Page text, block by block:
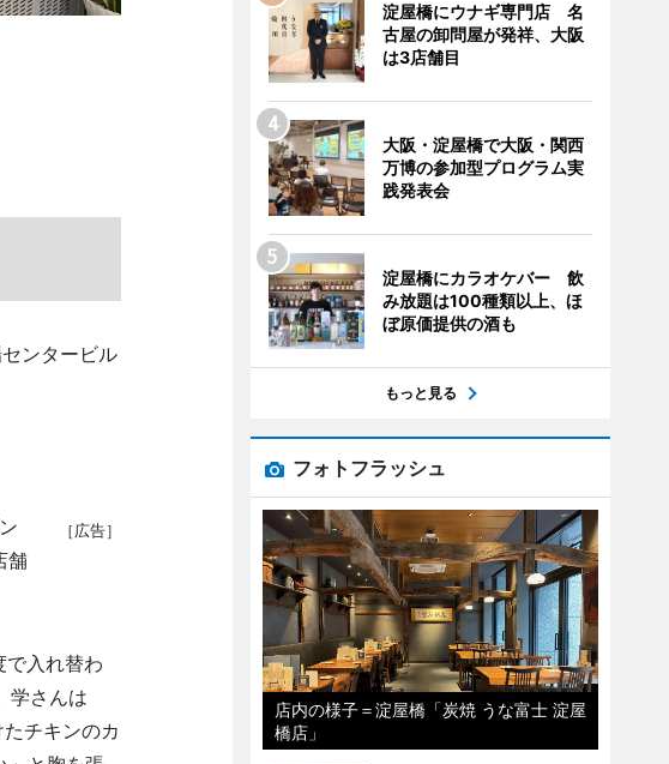
ンタービル
［広告］
舗
入れ替わ
学さんは
チキンのカ
淀屋橋にウナギ専門店 名
古屋の卸問屋が発祥、大阪
は3店舗目
大阪・淀屋橋で大阪・関西
万博の参加型プログラム実
践発表会
淀屋橋にカラオケバー 飲
み放題は100種類以上、ほ
ぼ原価提供の酒も
もっと見る
フォトフラッシュ
店内の様子＝淀屋橋「炭焼 うな富士 淀屋
橋店」